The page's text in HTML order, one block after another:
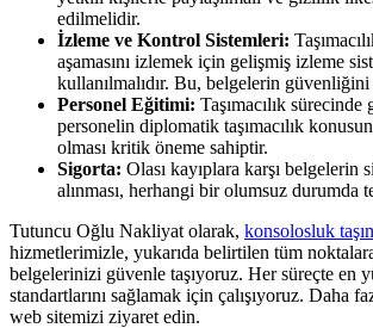
edilmelidir.
İzleme ve Kontrol Sistemleri:
aşamasını izlemek için gelişmiş izleme
kullanılmalıdır. Bu, belgelerin güvenliğini
Personel Eğitimi: Taşımacılık
personelin diplomatik taşımacılık
olması kritik öneme sahiptir.
Sigorta: Olası kayıplara karşı belgelerin
alınması, herhangi bir olumsuz durumda
Tutuncu Oğlu Nakliyat olarak, konsolosluk
hizmetlerimizle, yukarıda belirtilen tüm
belgelerinizi güvenle taşıyoruz. Her süreçte en
standartlarını sağlamak için çalışıyoruz. Daha
web sitemizi ziyaret edin.